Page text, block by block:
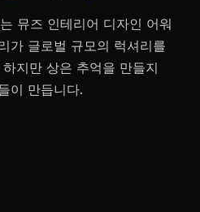
뮤즈 인테리어 디자인 어워
가 글로벌 규모의 럭셔리를
지만 상은 추억을 만들지
이 만듭니다.